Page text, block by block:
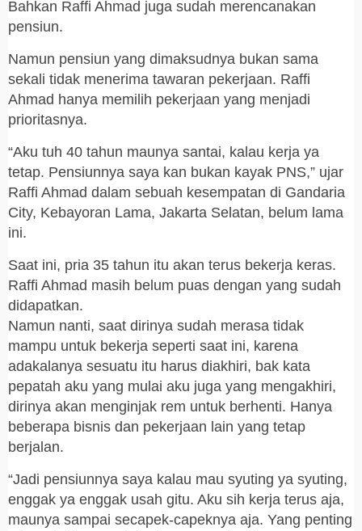
Bahkan Raffi Ahmad juga sudah merencanakan
pensiun.
Namun pensiun yang dimaksudnya bukan sama
sekali tidak menerima tawaran pekerjaan. Raffi
Ahmad hanya memilih pekerjaan yang menjadi
prioritasnya.
“Aku tuh 40 tahun maunya santai, kalau kerja ya
tetap. Pensiunnya saya kan bukan kayak PNS,” ujar
Raffi Ahmad dalam sebuah kesempatan di Gandaria
City, Kebayoran Lama, Jakarta Selatan, belum lama
ini.
Saat ini, pria 35 tahun itu akan terus bekerja keras.
Raffi Ahmad masih belum puas dengan yang sudah
didapatkan.
Namun nanti, saat dirinya sudah merasa tidak
mampu untuk bekerja seperti saat ini, karena
adakalanya sesuatu itu harus diakhiri, bak kata
pepatah aku yang mulai aku juga yang mengakhiri,
dirinya akan menginjak rem untuk berhenti. Hanya
beberapa bisnis dan pekerjaan lain yang tetap
berjalan.
“Jadi pensiunnya saya kalau mau syuting ya syuting,
enggak ya enggak usah gitu. Aku sih kerja terus aja,
maunya sampai secapek-capeknya aja. Yang penting